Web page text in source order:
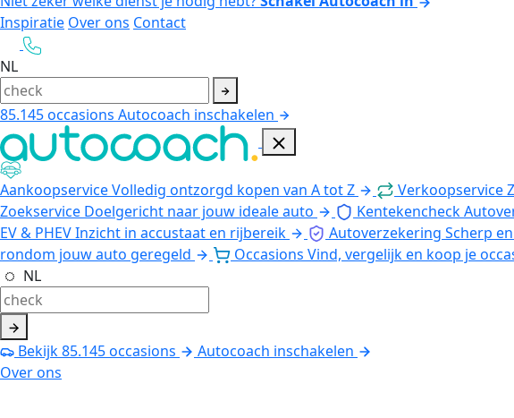
Inspiratie Over ons Contact
NL
85.145occasions Autocoach inschakelen
AankoopserviceVolledig ontzorgd kopen van A tot Z Verkoopservice
Zoekservice Doelgericht naar jouw ideale auto Kentekencheck
EV & PHEVInzicht in accustaat en rijbereik Autoverzekering Scherp
rondom jouw auto geregeld
Occasions Vind, vergelijk en koop je
NL
Bekijk85.145occasions
Autocoach inschakelen
Over ons